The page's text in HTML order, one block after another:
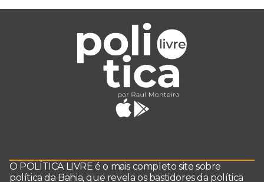
O POLÍTICA LIVRE é o mais completo site sobre
política da Bahia, que revela os bastidores da política